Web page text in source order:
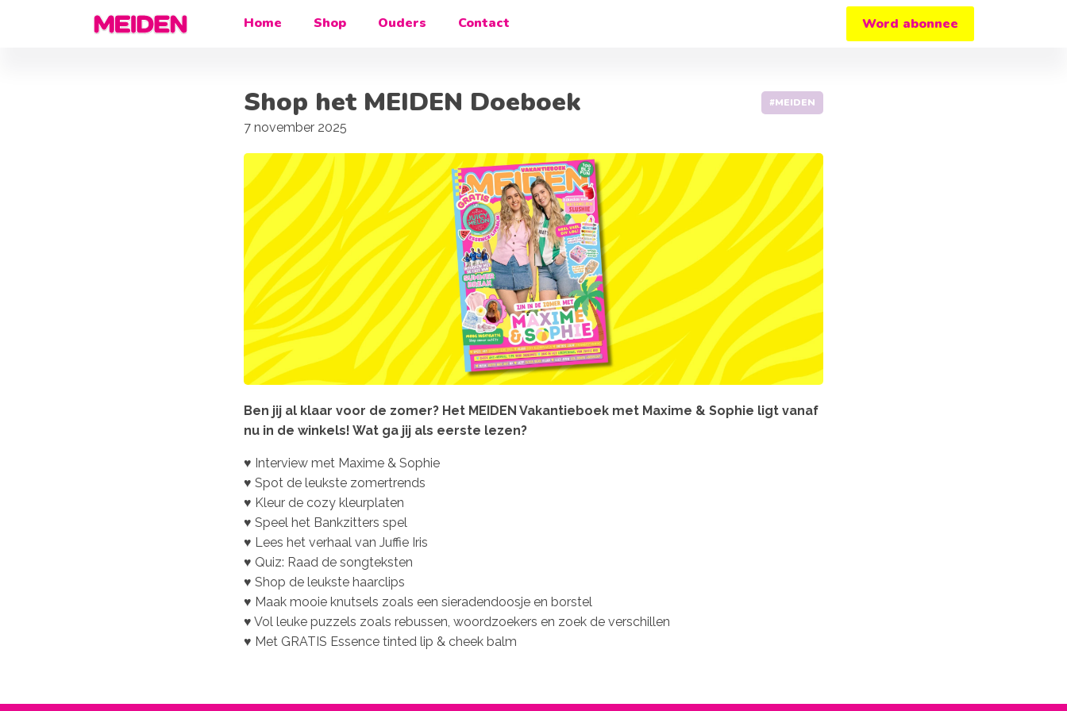
Home Shop Ouders Contact Word abonnee
Shop het MEIDEN Doeboek #MEIDEN
7 november 2025
Ben jij al klaar voor de zomer? Het MEIDEN Vakantieboek met Maxime & Sophie ligt vanaf
nu in de winkels! Wat ga jij als eerste lezen?
♥ Interview met Maxime & Sophie
♥ Spot de leukste zomertrends
♥ Kleur de cozy kleurplaten
♥ Speel het Bankzitters spel
♥ Lees het verhaal van Juffie Iris
♥ Quiz: Raad de songteksten
♥ Shop de leukste haarclips
♥ Maak mooie knutsels zoals een sieradendoosje en borstel
♥ Vol leuke puzzels zoals rebussen, woordzoekers en zoek de verschillen
♥ Met GRATIS Essence tinted lip & cheek balm